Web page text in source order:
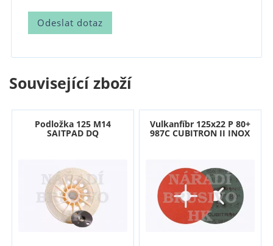
Související zboží
Podložka 125 M14
SAITPAD DQ
Vulkanfíbr 125x22 P 80+
987C CUBITRON II INOX